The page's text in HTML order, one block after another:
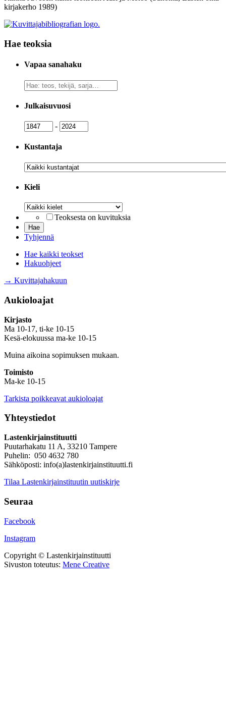
kirjakerho 1989)
Hae teoksia
Vapaa sanahaku
Vapaa
sanahaku
Julkaisuvuosi
Julkaisuvuosi
- Julkaisuvuosi
Kustantaja
Kustantaja
Kieli
Kieli
Teoksesta on kuvituksia
Tyhjennä
Hae kaikki teokset
Hakuohjeet
→ Kuvittajahakuun
Aukioloajat
Kirjasto
Ma 10-17, ti-ke 10-15
Kesä-elokuussa ma-ke 10-15
Muina aikoina sopimuksen mukaan.
Toimisto
Ma-ke 10-15
Tarkista poikkeavat aukioloajat
Yhteystiedot
Lastenkirjainstituutti
Puutarhakatu 11 A, 33210 Tampere
Puhelin: 050 4632 780
Sähköposti: info(a)lastenkirjainstituutti.fi
Tilaa Lastenkirjainstituutin uutiskirje
Seuraa
Facebook
Instagram
Copyright © Lastenkirjainstituutti
Sivuston toteutus: Mene Creative